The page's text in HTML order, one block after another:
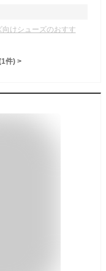
けシューズのおすす
1件) >